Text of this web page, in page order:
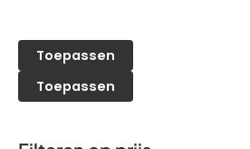
Toepassen
Toepassen